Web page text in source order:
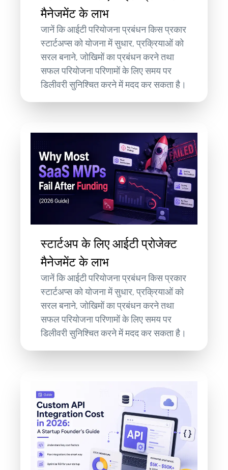
मैनेजमेंट के लाभ
जानें कि आईटी परियोजना प्रबंधन किस प्रकार
स्टार्टअप्स को योजना में सुधार, प्रक्रियाओं को
सरल बनाने, जोखिमों का प्रबंधन करने तथा
सफल परियोजना परिणामों के लिए समय पर
डिलीवरी सुनिश्चित करने में मदद कर सकता है।
स्टार्टअप के लिए आईटी प्रोजेक्ट
मैनेजमेंट के लाभ
जानें कि आईटी परियोजना प्रबंधन किस प्रकार
स्टार्टअप्स को योजना में सुधार, प्रक्रियाओं को
सरल बनाने, जोखिमों का प्रबंधन करने तथा
सफल परियोजना परिणामों के लिए समय पर
डिलीवरी सुनिश्चित करने में मदद कर सकता है।